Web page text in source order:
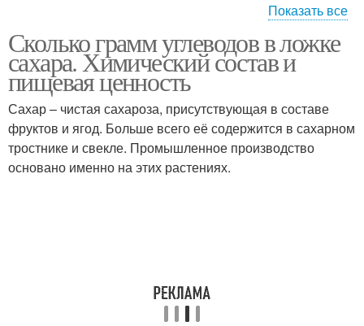
Вина в столовой ложке
ложке
Муки в столовой ложке Ложка с верхом
Показать все
Сколько грамм углеводов в ложке
сахара. Химический состав и
пищевая ценность
Сахар – чистая сахароза, присутствующая в составе
фруктов и ягод. Больше всего её содержится в сахарном
тростнике и свекле. Промышленное производство
основано именно на этих растениях.